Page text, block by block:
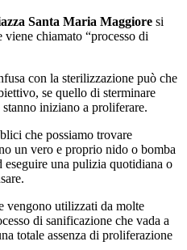
Santa Maria Maggiore si
chiamato “processo di
con la sterilizzazione può che
se quello di sterminare
iniziano a proliferare.
che possiamo trovare
un vero e proprio nido o bomba
una pulizia quotidiana o
vengono utilizzati da molte
di sanificazione che vada a
totale assenza di proliferazione